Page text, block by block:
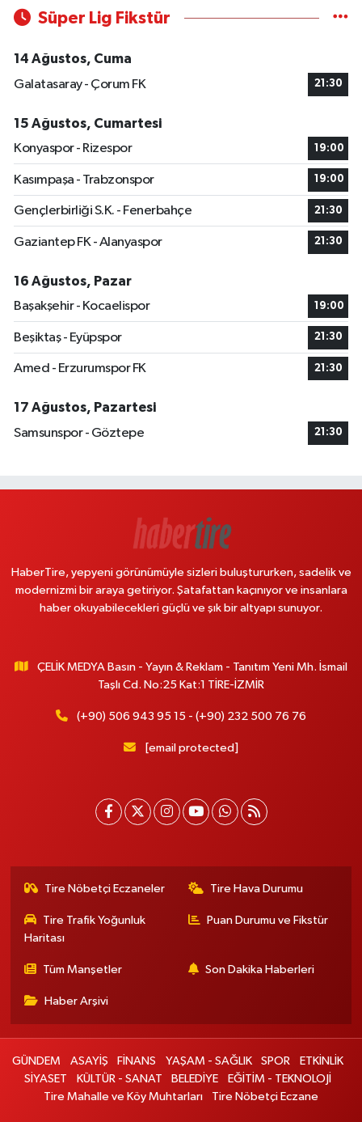
Süper Lig Fikstür
14 Ağustos, Cuma
Galatasaray - Çorum FK
21:30
15 Ağustos, Cumartesi
Konyaspor - Rizespor
19:00
Kasımpaşa - Trabzonspor 19:00
Gençlerbirliği S.K. - Fenerbahçe 21:30
Gaziantep FK - Alanyaspor 21:30
16 Ağustos, Pazar
Başakşehir - Kocaelispor
19:00
Beşiktaş - Eyüpspor 21:30
Amed - Erzurumspor FK 21:30
17 Ağustos, Pazartesi
Samsunspor - Göztepe
21:30
HaberTire, yepyeni görünümüyle sizleri buluştururken, sadelik ve
modernizmi bir araya getiriyor. Şatafattan kaçınıyor ve insanlara
haber okuyabilecekleri güçlü ve şık bir altyapı sunuyor.
ÇELİK MEDYA Basın - Yayın & Reklam - Tanıtım Yeni Mh. İsmail
Taşlı Cd. No:25 Kat:1 TİRE-İZMİR
(+90) 506 943 95 15 - (+90) 232 500 76 76
[email protected]
Tire Nöbetçi Eczaneler Tire Hava Durumu
Tire Trafik Yoğunluk
Haritası
Puan Durumu ve Fikstür
Tüm Manşetler Son Dakika Haberleri
Haber Arşivi
GÜNDEM ASAYİŞ FİNANS YAŞAM - SAĞLIK SPOR
ETKİNLİK
SİYASET
KÜLTÜR - SANAT BELEDİYE
EĞİTİM - TEKNOLOJİ
Tire Mahalle ve Köy Muhtarları
Tire Nöbetçi Eczane